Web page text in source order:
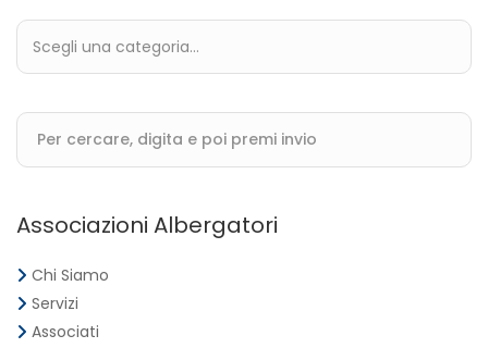
Associazioni Albergatori
Chi Siamo
Servizi
Associati